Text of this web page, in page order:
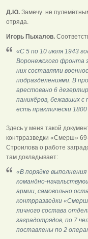
Д.Ю. Замечу: не
отряда.
Игорь Пыхалов.
«С 5 по 10 июля 1943
Воронежского фронта
них составляли
подразделениями. В
арестовано 6
паникёров, бежавших
есть практически
Здесь у меня такой
контрразведки «Смерш»
Строилова о работе
там докладывает:
«В порядке
командно-
армии, самовольно
контрразведки
личного состава
заградотрядов, по 7
поставлены по 2